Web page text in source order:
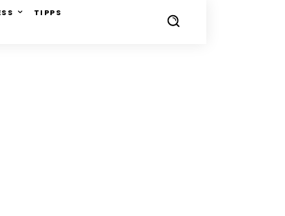
TIPPS